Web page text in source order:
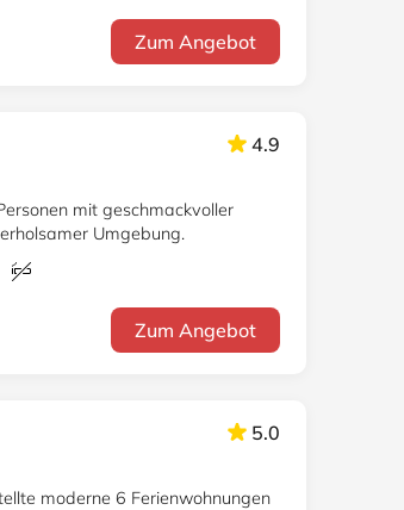
Zum Angebot
4.9
mit geschmackvoller
Umgebung.
Zum Angebot
5.0
moderne 6 Ferienwohnungen